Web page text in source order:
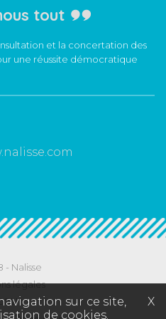
tout
et la concertation des
une réussite démocratique
- Nalisse
légales
sur ce site,
de cookies.
X